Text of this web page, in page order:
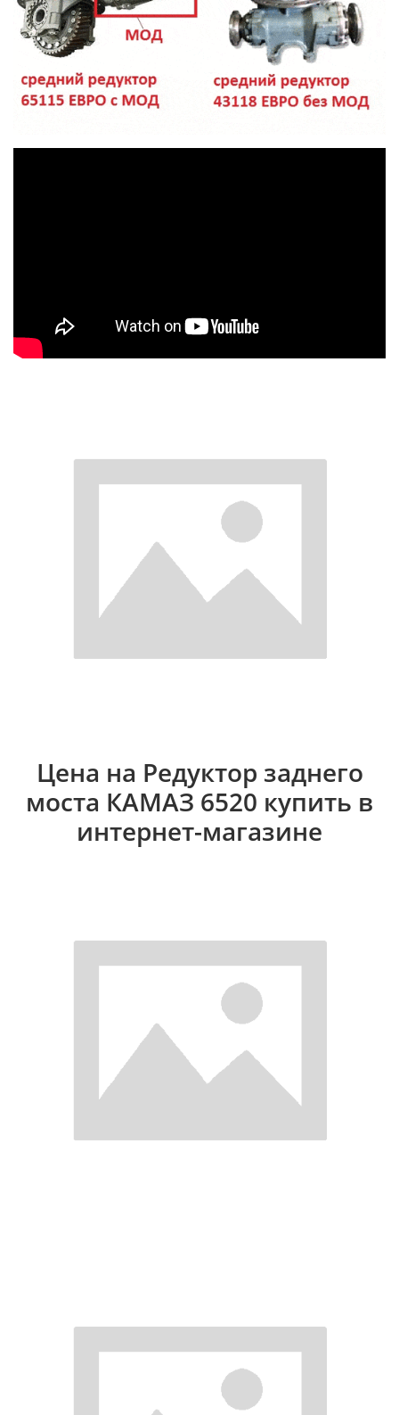
Цена на Редуктор заднего
моста КАМАЗ 6520 купить в
интернет-магазине